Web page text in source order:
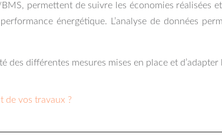
permettent de suivre les économies réalisées
énergétique. L’analyse de données
différentes mesures mises en place et
de vos travaux ?